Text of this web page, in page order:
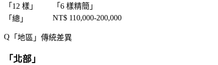
「 12 樣 」 「 6 樣精簡 」
「 總 」 NT$ 110,000-200,000
「 地區 」傳統差異
「北部 」